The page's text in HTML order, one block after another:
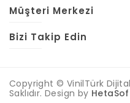
Müşteri Merkezi
Bizi Takip Edin
Copyright © VinilTürk
Saklıdır. Design by